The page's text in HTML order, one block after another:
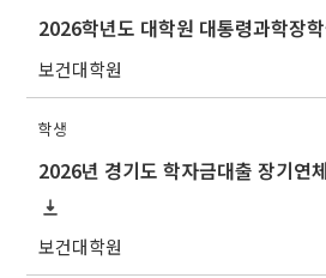
보건대학원
학생
보건대학원